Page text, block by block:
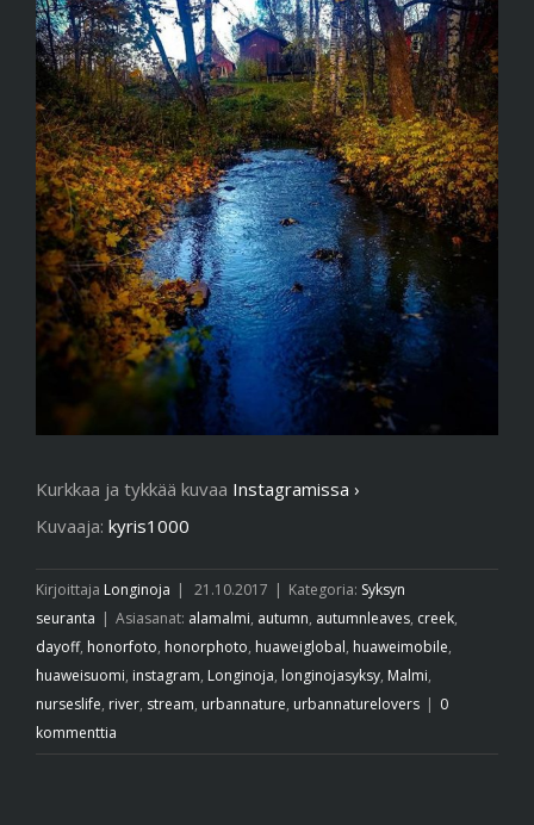
Kurkkaa ja tykkää kuvaa Instagramissa ›
Kuvaaja: kyris1000
Kirjoittaja Longinoja 21.10.2017 Kategoria: Syksyn
seuranta
Asiasanat: alamalmi, autumn, autumnleaves, creek,
dayoff, honorfoto, honorphoto, huaweiglobal, huaweimobile,
huaweisuomi, instagram, Longinoja, longinojasyksy, Malmi,
nurseslife, river, stream, urbannature, urbannaturelovers
0
kommenttia